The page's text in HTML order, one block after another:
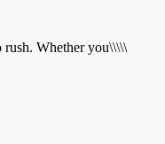
rush. Whether you\\\\\